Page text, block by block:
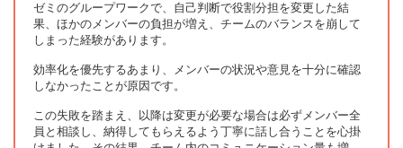
ゼミのグループワークで、自己判断で役割分担を変更した結
果、ほかのメンバーの負担が増え、チームのバランスを崩して
しまった経験があります。
効率化を優先するあまり、メンバーの状況や意見を十分に確認
しなかったことが原因です。
この失敗を踏まえ、以降は変更が必要な場合は必ずメンバー全
員と相談し、納得してもらえるよう丁寧に話し合うことを心掛